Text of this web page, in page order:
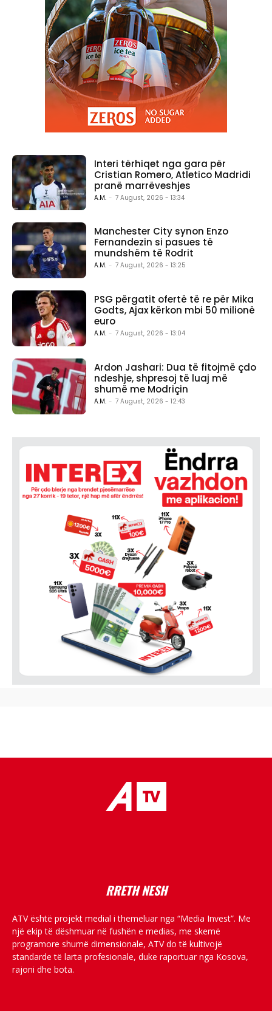
Interi tërhiqet nga gara për
Cristian Romero, Atletico Madridi
pranë marrëveshjes
A.M. - 7 August, 2026 - 13:34
Manchester City synon Enzo
Fernandezin si pasues të
mundshëm të Rodrit
A.M. - 7 August, 2026 - 13:25
PSG përgatit ofertë të re për Mika
Godts, Ajax kërkon mbi 50 milionë
euro
A.M. - 7 August, 2026 - 13:04
Ardon Jashari: Dua të fitojmë çdo
ndeshje, shpresoj të luaj më
shumë me Modriçin
A.M. - 7 August, 2026 - 12:43
RRETH NESH
ATV është projekt medial i themeluar nga “Media Invest”. Me
një ekip të dëshmuar në fushën e medias, me skemë
programore shumë dimensionale, ATV do të kultivojë
standarde të larta profesionale, duke raportuar nga Kosova,
rajoni dhe bota.